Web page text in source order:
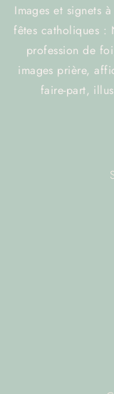
Images et signets
fêtes catholiques :
profession de
images prière,
faire-part,